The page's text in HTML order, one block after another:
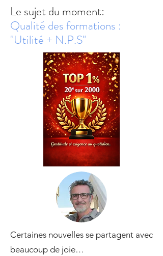
Le sujet du moment:
Qualité des formations :
"Utilité + N.P.S"
Certaines nouvelles se partagent avec
beaucoup de joie…